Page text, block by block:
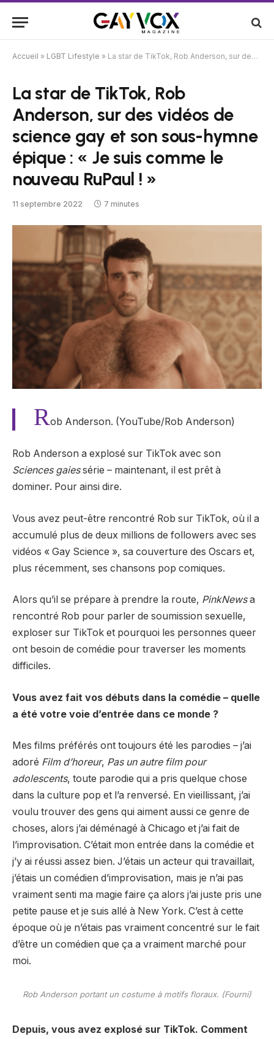
Accueil » LGBT Lifestyle » La star de TikTok, Rob Anderson, sur des vidéos de science gay et son sous-hymne épique : « Je suis comme le nouveau RuPaul ! »
La star de TikTok, Rob
Anderson, sur des vidéos de
science gay et son sous-hymne
épique : « Je suis comme le
nouveau RuPaul ! »
11 septembre 2022 7 minutes
Rob Anderson. (YouTube/Rob Anderson)
Rob Anderson a explosé sur TikTok avec son
Sciences gaiessérie – maintenant, il est prêt à
dominer. Pour ainsi dire.
Vous avez peut-être rencontré Rob sur TikTok, où il a
accumulé plus de deux millions de followers avec ses
vidéos « Gay Science », sa couverture des Oscars et,
plus récemment, ses chansons pop comiques.
Alors qu’il se prépare à prendre la route, PinkNewsa
rencontré Rob pour parler de soumission sexuelle,
exploser sur TikTok et pourquoi les personnes queer
ont besoin de comédie pour traverser les moments
difficiles.
Vous avez fait vos débuts dans la comédie – quelle
a été votre voie d’entrée dans ce monde ?
Mes films préférés ont toujours été les parodies – j’ai
adoré Film d’horeur, Pas un autre film pour
adolescents, toute parodie qui a pris quelque chose
dans la culture pop et l’a renversé. En vieillissant, j’ai
voulu trouver des gens qui aiment aussi ce genre de
choses, alors j’ai déménagé à Chicago et j’ai fait de
l’improvisation. C’était mon entrée dans la comédie et
j’y ai réussi assez bien. J’étais un acteur qui travaillait,
j’étais un comédien d’improvisation, mais je n’ai pas
vraiment senti ma magie faire ça alors j’ai juste pris une
petite pause et je suis allé à New York. C’est à cette
époque où je n’étais pas vraiment concentré sur le fait
d’être un comédien que ça a vraiment marché pour
moi.
Rob Anderson portant un costume à motifs floraux. (Fourni)
Depuis, vous avez explosé sur TikTok. Comment